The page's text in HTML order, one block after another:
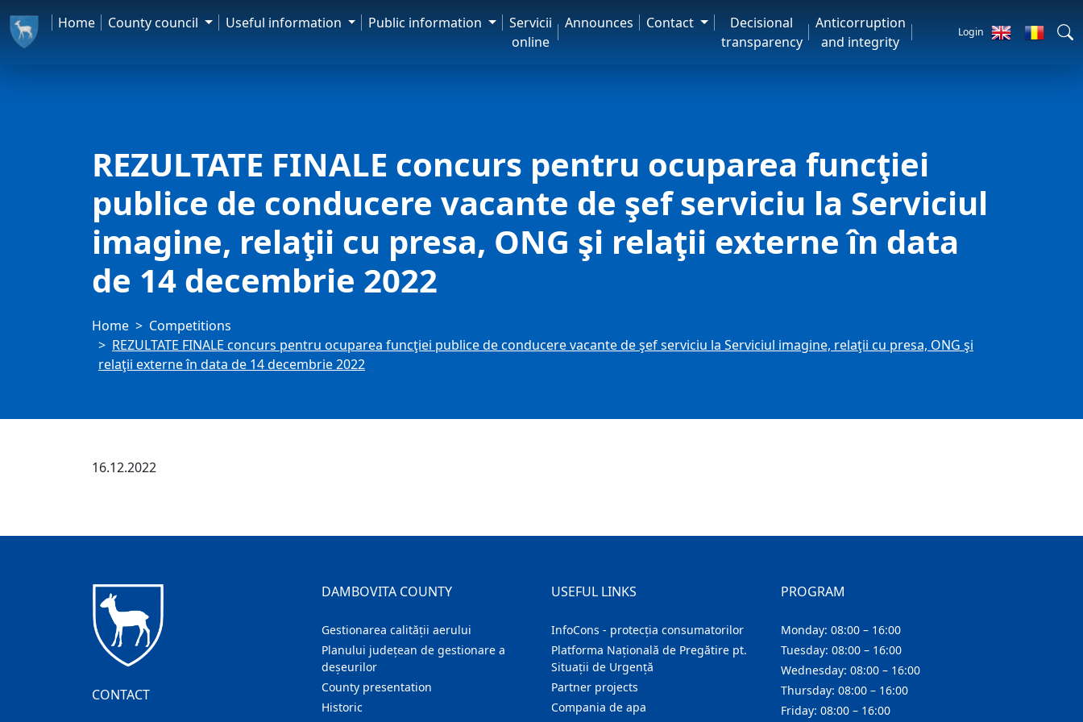
Home County council Useful information Public information
Servicii
online
Announces Contact
Decisional
transparency
Anticorruption
and integrity
Login
REZULTATE FINALE concurs pentru ocuparea funcţiei
publice de conducere vacante de şef serviciu la Serviciul
imagine, relaţii cu presa, ONG şi relaţii externe în data
de 14 decembrie 2022
Home
Competitions
REZULTATE FINALE concurs pentru ocuparea funcţiei publice de conducere vacante de şef serviciu la Serviciul imagine, relaţii cu presa, ONG şi
relaţii externe în data de 14 decembrie 2022
16.12.2022
CONTACT
DAMBOVITA COUNTY
Gestionarea calității aerului
Planului județean de gestionare a
deșeurilor
County presentation
Historic
USEFUL LINKS
InfoCons - protecția consumatorilor
Platforma Națională de Pregătire pt.
Situații de Urgență
Partner projects
Compania de apa
PROGRAM
Monday: 08:00 – 16:00
Tuesday: 08:00 – 16:00
Wednesday: 08:00 – 16:00
Thursday: 08:00 – 16:00
Friday: 08:00 – 16:00